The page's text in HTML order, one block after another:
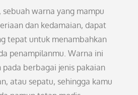
warna yang mampu
dan kedamaian, dapat
tepat untuk menambahkan
penampilanmu. Warna ini
berbagai jenis pakaian
atau sepatu, sehingga kamu